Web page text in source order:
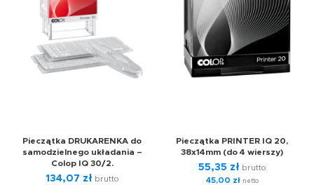
Pieczątka DRUKARENKA do
samodzielnego układania –
Colop IQ 30/2.
134,07 zł brutto
Pieczątka PRINTER IQ 20,
38x14mm (do 4 wierszy)
55,35 zł brutto
45,00 złnetto